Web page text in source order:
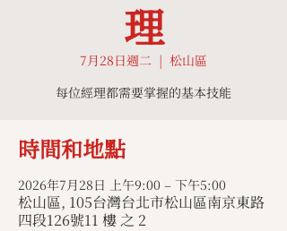
理
7月28日週二
  |
松山區
每位經理都需要掌握的基本技能
時間和地點
2026年7月28日 上午9:00 – 下午5:00
松山區, 105台灣台北市松山區南京東路
四段126號11 樓 之 2